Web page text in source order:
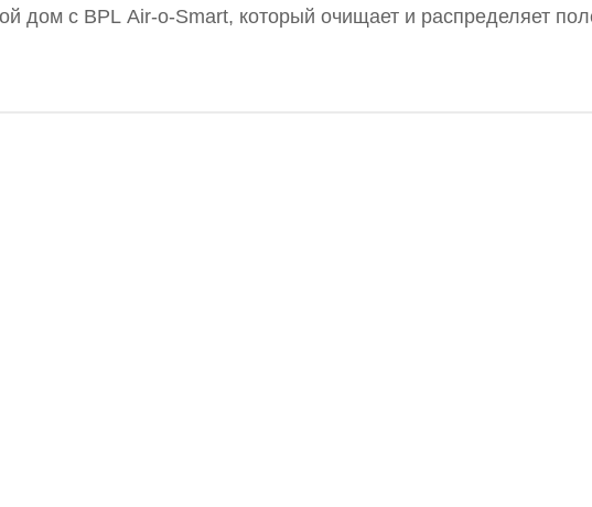
дом с BPL Air-o-Smart, который очищает и распределяет
воздух в любых условиях — дома или на работе.
обмен, отрицательные ионы способствуют вашему